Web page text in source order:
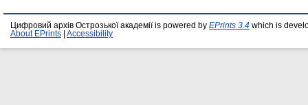
Цифровий архів Острозької академії is powered by EPrints 3.4 which is
About EPrints
Accessibility